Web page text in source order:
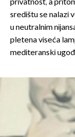
privatnost, a
središtu se nalazi
u neutralnim
pletena viseća
mediteranski